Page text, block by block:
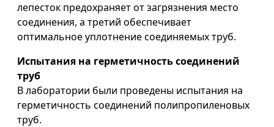
лепесток предохраняет от загрязнения место
соединения, а третий обеспечивает
оптимальное уплотнение соединяемых труб.
Испытания на герметичность соединений
труб
В лаборатории были проведены испытания на
герметичность соединений полипропиленовых
труб.